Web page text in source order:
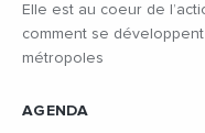
Elle est au coeur de
comment se
métropoles
AGENDA